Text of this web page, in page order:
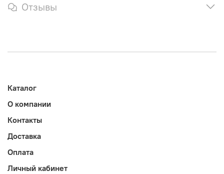
Отзывы
Каталог
О компании
Контакты
Доставка
Оплата
Личный кабинет